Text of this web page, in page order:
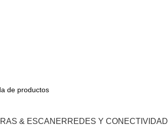
& ESCANERREDES Y CONECTIVIDAD